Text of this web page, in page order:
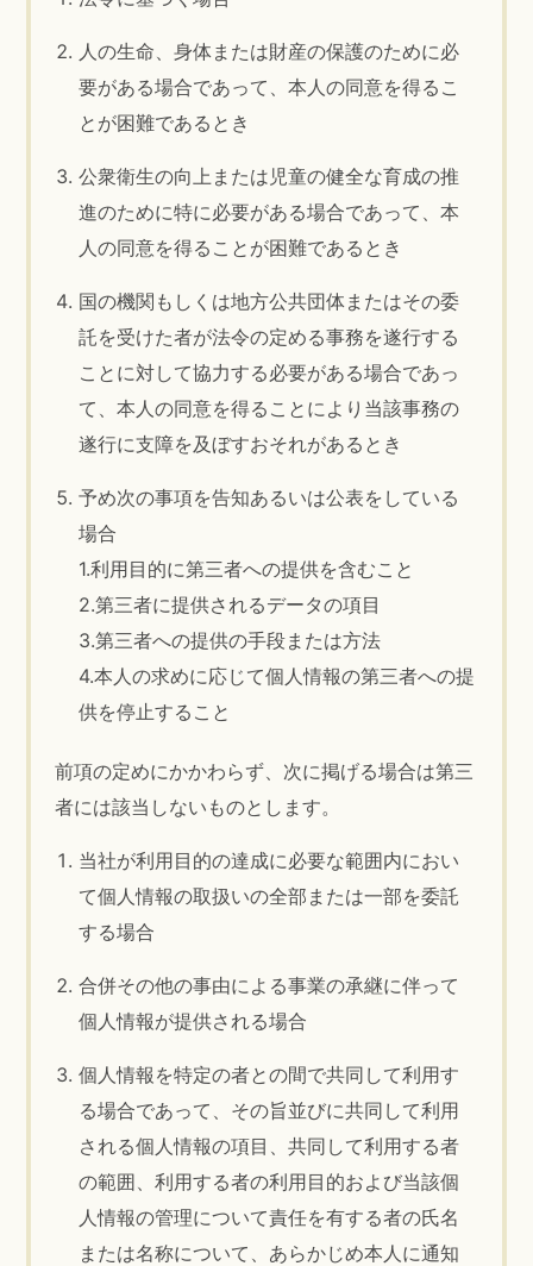
人の生命、身体または財産の保護のために必
要がある場合であって、本人の同意を得るこ
とが困難であるとき
公衆衛生の向上または児童の健全な育成の推
進のために特に必要がある場合であって、本
人の同意を得ることが困難であるとき
国の機関もしくは地方公共団体またはその委
託を受けた者が法令の定める事務を遂行する
ことに対して協力する必要がある場合であっ
て、本人の同意を得ることにより当該事務の
遂行に支障を及ぼすおそれがあるとき
予め次の事項を告知あるいは公表をしている
場合
1.利用目的に第三者への提供を含むこと
2.第三者に提供されるデータの項目
3.第三者への提供の手段または方法
4.本人の求めに応じて個人情報の第三者への提
供を停止すること
前項の定めにかかわらず、次に掲げる場合は第三
者には該当しないものとします。
当社が利用目的の達成に必要な範囲内におい
て個人情報の取扱いの全部または一部を委託
する場合
合併その他の事由による事業の承継に伴って
個人情報が提供される場合
個人情報を特定の者との間で共同して利用す
る場合であって、その旨並びに共同して利用
される個人情報の項目、共同して利用する者
の範囲、利用する者の利用目的および当該個
人情報の管理について責任を有する者の氏名
または名称について、あらかじめ本人に通知